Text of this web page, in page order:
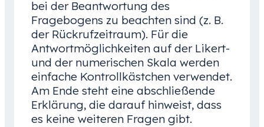
bei der Beantwortung des
Fragebogens zu beachten sind (z. B.
der Rückrufzeitraum). Für die
Antwortmöglichkeiten auf der Likert-
und der numerischen Skala werden
einfache Kontrollkästchen verwendet.
Am Ende steht eine abschließende
Erklärung, die darauf hinweist, dass
es keine weiteren Fragen gibt.